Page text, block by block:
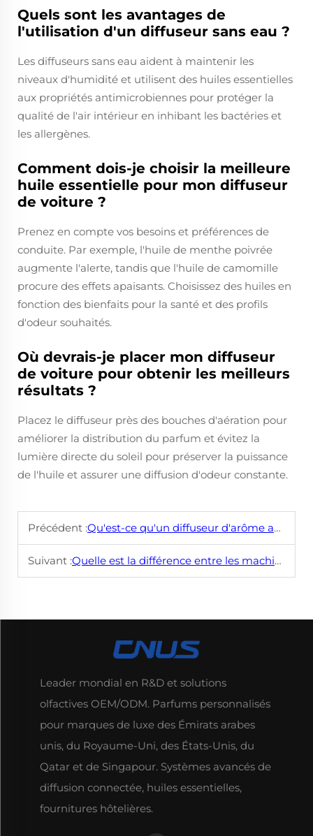
Quels sont les avantages de
l'utilisation d'un diffuseur sans eau ?
Les diffuseurs sans eau aident à maintenir les
niveaux d'humidité et utilisent des huiles essentielles
aux propriétés antimicrobiennes pour protéger la
qualité de l'air intérieur en inhibant les bactéries et
les allergènes.
Comment dois-je choisir la meilleure
huile essentielle pour mon diffuseur
de voiture ?
Prenez en compte vos besoins et préférences de
conduite. Par exemple, l'huile de menthe poivrée
augmente l'alerte, tandis que l'huile de camomille
procure des effets apaisants. Choisissez des huiles en
fonction des bienfaits pour la santé et des profils
d'odeur souhaités.
Où devrais-je placer mon diffuseur
de voiture pour obtenir les meilleurs
résultats ?
Placez le diffuseur près des bouches d'aération pour
améliorer la distribution du parfum et évitez la
lumière directe du soleil pour préserver la puissance
de l'huile et assurer une diffusion d'odeur constante.
Précédent :Qu'est-ce qu'un diffuseur d'arôme automatique et comment fonctionne-t-il ?
Suivant :Quelle est la différence entre les machines diffuseurs à deux fluides et les diffuseurs ultrasoniques ?
Leader mondial en R&D et solutions
olfactives OEM/ODM. Parfums personnalisés
pour marques de luxe des Émirats arabes
unis, du Royaume-Uni, des États-Unis, du
Qatar et de Singapour. Systèmes avancés de
diffusion connectée, huiles essentielles,
fournitures hôtelières.